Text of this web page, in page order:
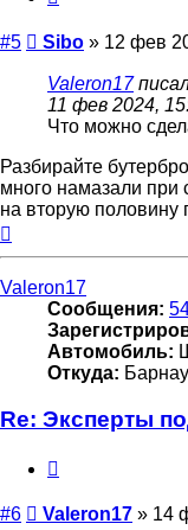
#5 Сообщение
Sibo » 12 фев
Valeron17
11 фев 2024,
Что можно
Разбирайте
много намазали при
на вторую половину
Valeron17
Сообщения:
Автомобиль:
Откуда:
Re: Эксперты
#6 Сообщение
Valeron17 » 14